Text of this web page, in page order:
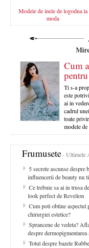
Modele de inele de logodna la
moda
Cum
Ti s-a
este
ai in
cadrul
toate
modele
Frumusete- Ultimele
5 secrete ascunse despre
influencerii de beauty nu
Ce trebuie sa ai in trusa
look perfect de Revelion
Cum poti obtine
chirurgiei estetice?
Sprancene de vedeta?
despre
Totul despre bazele